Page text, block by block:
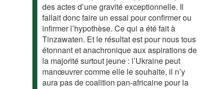
des actes d’une gravité exceptionnelle. Il
fallait donc faire un essai pour confirmer ou
infirmer l’hypothèse. Ce qui a été fait à
Tinzawaten. Et le résultat est pour nous tous
étonnant et anachronique aux aspirations de
la majorité surtout jeune : l’Ukraine peut
manœuvrer comme elle le souhaite, il n’y
aura pas de coalition pan-africaine pour la